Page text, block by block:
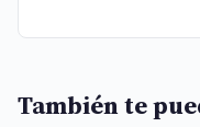
También te